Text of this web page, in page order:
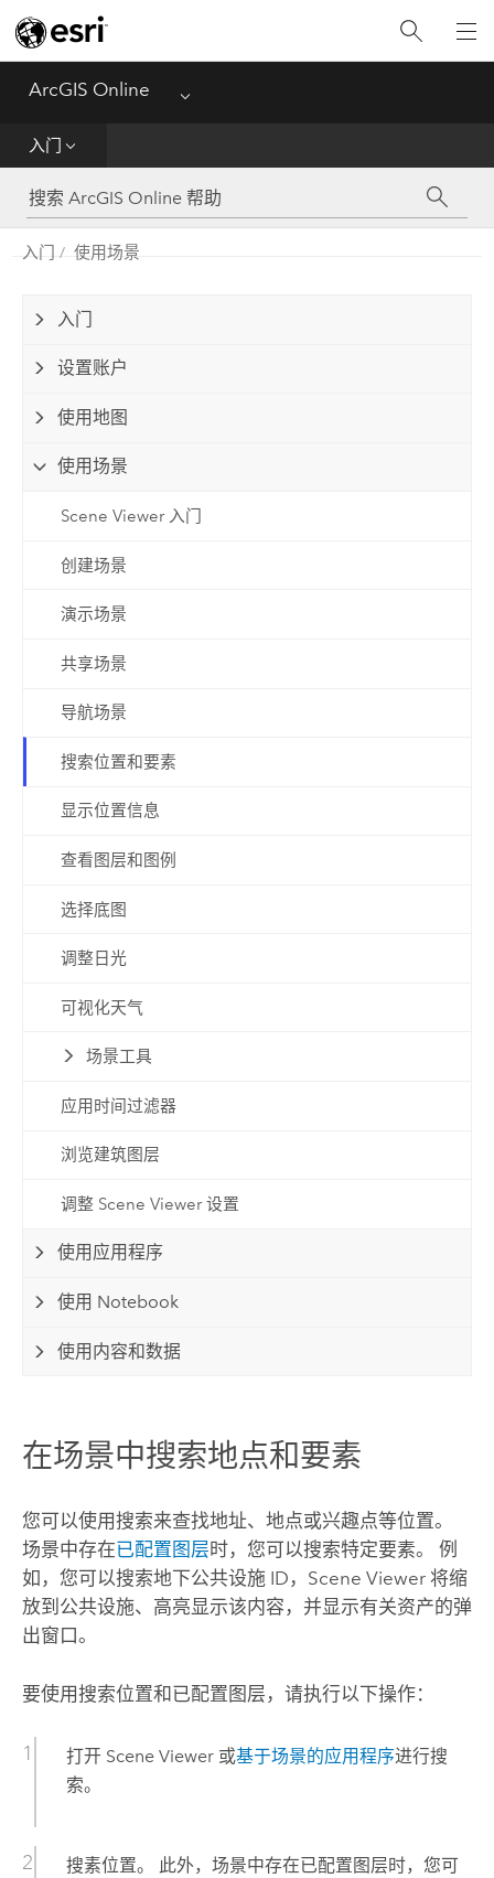
ArcGIS Online Menu
入门
入门
创建
分析
共享
管理数据
管理
参考
入门 使用场景
入门
设置账户
使用地图
使用场景
Scene Viewer 入门
创建场景
演示场景
共享场景
导航场景
搜索位置和要素
显示位置信息
查看图层和图例
选择底图
调整日光
可视化天气
场景工具
应用时间过滤器
浏览建筑图层
调整 Scene Viewer 设置
使用应用程序
使用 Notebook
使用内容和数据
在场景中搜索地点和要素
您可以使用搜索来查找地址、地点或兴趣点等位置。
场景中存在已配置图层时，您可以搜索特定要素。 例
如，您可以搜索地下公共设施 ID， Scene Viewer将缩
放到公共设施、高亮显示该内容，并显示有关资产的弹
出窗口。
要使用搜索位置和已配置图层，请执行以下操作：
打开 Scene Viewer或基于场景的应用程序进行搜
索。
搜素位置。 此外，场景中存在已配置图层时，您可